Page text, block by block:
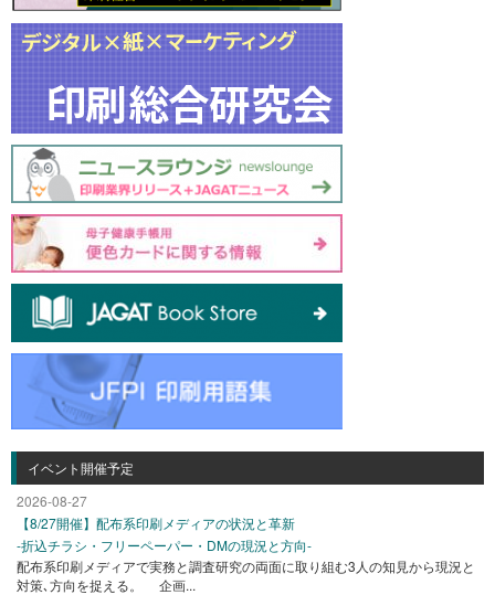
イベント開催予定
2026-08-27
【8/27開催】配布系印刷メディアの状況と革新
-折込チラシ・フリーペーパー・DMの現況と方向-
配布系印刷メディアで実務と調査研究の両面に取り組む3人の知見から現況と
対策､方向を捉える。 企画...